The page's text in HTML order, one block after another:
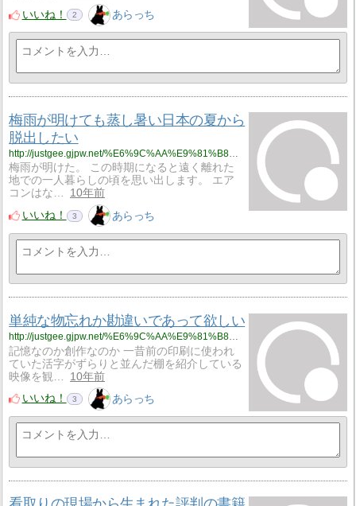
いいね！
2 あらっち
梅雨が明けても蒸し暑い日本の夏から
脱出したい
http://justgee.gjpw.net/%E6%9C%AA%E9%81%B8%E6%8A%9E/%E6%A2%85%E9%9B%A8%E3%81%8C%E6%98%8E%E3%81%91%E3%81%A6%E3%82%82%E8%92%B8%E3%81%97%E6%9A%91%E3%81%84%E6%97%A5%E6%9C%AC%E3%81%AE%E5%A4%8F%E3%81%8B%E3%82%89%E8%84%B1%E5%87%BA%E3%81%97%E3%81%9F%E3%81%84
梅雨が明けた。 この時期になると遠く離れた
地での一人暮らしの頃を思い出します。 エア
コンはな…
10年前
いいね！
3 あらっち
単純な物忘れか勘違いであって欲しい
http://justgee.gjpw.net/%E6%9C%AA%E9%81%B8%E6%8A%9E/%E5%8D%98%E7%B4%94%E3%81%AA%E7%89%A9%E5%BF%98%E3%82%8C%E3%81%8B%E5%8B%98%E9%81%95%E3%81%84%E3%81%A7%E3%81%82%E3%81%A3%E3%81%A6%E6%AC%B2%E3%81%97%E3%81%84
記憶なのか創作なのか 一昔前の印刷に使われ
ていた活字がずらりと並んだ棚を紹介している
映像を観…
10年前
いいね！
3 あらっち